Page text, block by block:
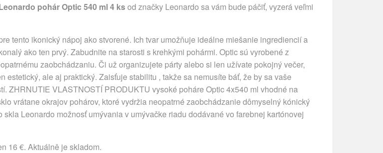
pohár Optic 540 ml 4 ksod značky Leonardo sa vám bude páčiť, vyzerá veľmi
tento ikonický nápoj ako stvorené. Ich tvar umožňuje ideálne miešanie ingrediencií a
ako ten prvý. Zabudnite na starosti s krehkými pohármi. Optic sú vyrobené z
zaobchádzaniu. Či už organizujete párty alebo si len užívate pokojný večer,
ale aj praktický. Zaisťuje stabilitu , takže sa nemusíte báť, že by sa vaše
ZHRNUTIE VLASTNOSTÍ PRODUKTU vysoké poháre Optic 4x540 ml vhodné na
vrátane okrajov pohárov, ktoré vydržia neopatrné zaobchádzanie dômyselný kónický
Leonardo možnosť umývania v umývačke riadu dodávané vo farebnej kartónovej
16 €. Aktuálně je skladom.